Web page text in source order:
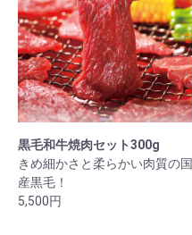
黒毛和牛焼肉セット300g
きめ細かさと柔らかい肉質の国
産黒毛！
5,500円